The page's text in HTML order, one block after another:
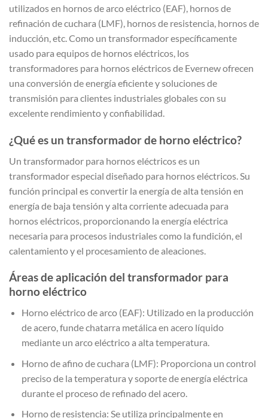
utilizados en hornos de arco eléctrico (EAF), hornos de
refinación de cuchara (LMF), hornos de resistencia, hornos de
inducción, etc. Como un transformador específicamente
usado para equipos de hornos eléctricos, los
transformadores para hornos eléctricos de Evernew ofrecen
una conversión de energía eficiente y soluciones de
transmisión para clientes industriales globales con su
excelente rendimiento y confiabilidad.
¿Qué es un transformador de horno eléctrico?
Un transformador para hornos eléctricos es un
transformador especial diseñado para hornos eléctricos. Su
función principal es convertir la energía de alta tensión en
energía de baja tensión y alta corriente adecuada para
hornos eléctricos, proporcionando la energía eléctrica
necesaria para procesos industriales como la fundición, el
calentamiento y el procesamiento de aleaciones.
Áreas de aplicación del transformador para
horno eléctrico
Horno eléctrico de arco (EAF): Utilizado en la producción
de acero, funde chatarra metálica en acero líquido
mediante un arco eléctrico a alta temperatura.
Horno de afino de cuchara (LMF): Proporciona un control
preciso de la temperatura y soporte de energía eléctrica
durante el proceso de refinado del acero.
Horno de resistencia: Se utiliza principalmente en